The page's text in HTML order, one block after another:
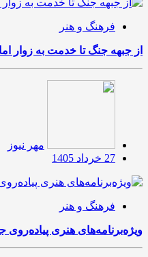
فرهنگ و هنر
از جبهه جنگ تا خدمت به زوار
مهر نیوز
27 خرداد 1405
فرهنگ و هنر
ویژه‌برنامه‌های هنری پیاده‌روی